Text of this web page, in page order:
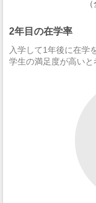
2年目の在学率
入学して1年後に在学
学生の満足度が高いと